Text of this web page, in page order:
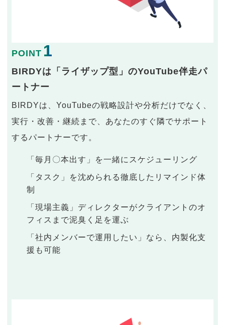
POINT 1
BIRDYは「ライザップ型」のYouTube伴走パ
ートナー
BIRDYは、YouTubeの戦略設計や分析だけでなく、
実行・改善・継続まで、あなたのすぐ隣でサポート
するパートナーです。
「毎月〇本出す」を一緒にスケジューリング
「タスク」を沈められる徹底したリマインド体
制
「現場主義」ディレクターがクライアントのオ
フィスまで泥臭く足を運ぶ
「社内メンバーで運用したい」なら、内製化支
援も可能